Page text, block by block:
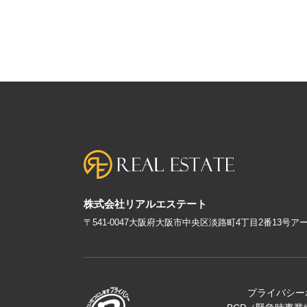
株式会社リアルエステート
〒541-0047大阪府大阪市中央区淡路町4丁目2番13号ア
プライバシ